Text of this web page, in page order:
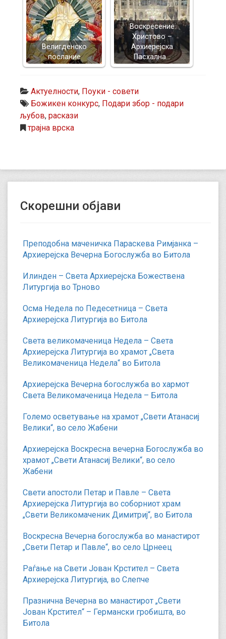
Велигденско
послание
Воскресение
Христово –
Архиерејска
Пасхална…
Актуелности, Поуки - совети
Божикен конкурс, Подари збор - подари
љубов, раскази
трајна врска
Скорешни објави
Преподобна маченичка Параскева Римјанка –
Архиерејска Вечерна Богослужба во Битола
Илинден – Света Архиерејска Божествена
Литургија во Трново
Осма Недела по Педесетница – Света
Архиерејска Литургија во Битола
Света великомаченица Недела – Света
Архиерејска Литургија во храмот „Света
Великомаченица Недела“ во Битола
Архиерејска Вечерна богослужба во хармот
Света Великомаченица Недела – Битола
Големо осветување на храмот „Свети Атанасиј
Велики“, во село Жабени
Архиерејска Воскресна вечерна Богослужба во
храмот „Свети Атанасиј Велики“, во село
Жабени
Свети апостоли Петар и Павле – Света
Архиерејска Литургија во соборниот храм
„Свети Великомаченик Димитриј“, во Битола
Воскресна Вечерна богослужба во манастирот
„Свети Петар и Павле“, во село Црнеец
Раѓање на Свети Јован Крстител – Света
Архиерејска Литургија, во Слепче
Празнична Вечерна во манастирот „Свети
Јован Крстител“ – Германски гробишта, во
Битола